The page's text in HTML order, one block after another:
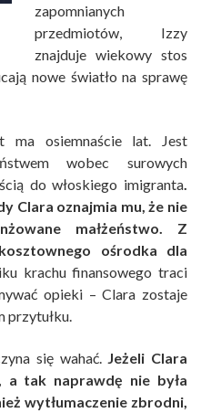
zapomnianych
przedmiotów, Izzy
znajduje wiekowy stos
nowe światło na sprawę
ma osiemnaście lat. Jest
wobec surowych
do włoskiego imigranta.
Clara oznajmia mu, że nie
małżeństwo. Z
ośrodka dla
krachu finansowego traci
opieki – Clara zostaje
przytułku.
się wahać. Jeżeli Clara
a tak naprawdę nie była
wytłumaczenie zbrodni,